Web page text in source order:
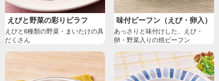
えびと野菜の彩りピラフ
えびと6種類の野菜・まいたけの具
だくさん
味付ビーフン（えび・卵入）
あっさりと味付けした、えび・
卵・野菜入りの焼ビーフン